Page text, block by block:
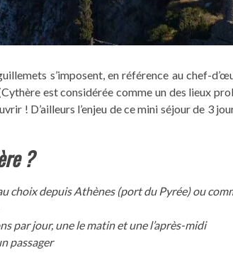
s’imposent, en référence au chef-
est considérée comme un des lieux
! D’ailleurs l’enjeu de ce mini séjour de 3
?
choix depuis Athènes (port du Pyrée) ou
par jour, une le matin et une l’après-midi
passager